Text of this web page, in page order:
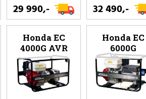
29 990,- 32 490,-
Honda EC
4000G AVR
Honda EC
6000G